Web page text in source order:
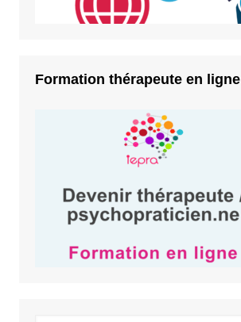
Formation thérapeute en ligne